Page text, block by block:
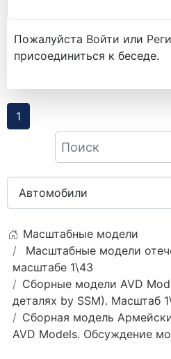
Пожалуйста Войти или
присоединиться к беседе.
1
Масштабные модели
Масштабные модели
масштабе 1\43
Сборные модели AVD
деталях by SSM). Масштаб
Сборная модель
AVD Models. Обсуждение